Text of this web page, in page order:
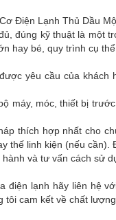
Điện Lạnh Thủ Dầu
đúng kỹ thuật là một
hay bé, quy trình cụ
yêu cầu của
máy, móc, thiết bị
thích hợp nhất cho
thế linh kiện (nếu cần).
và tư vấn cách sử
điện lạnh hãy liên hệ
tôi cam kết về chất